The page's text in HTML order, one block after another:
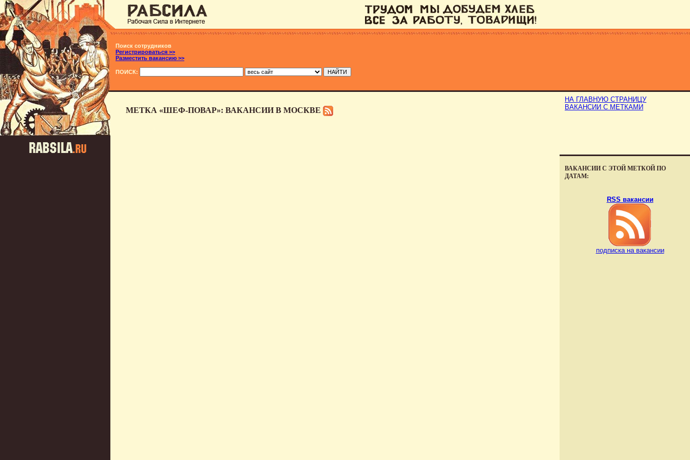
Поиск сотрудников
Регистрироваться >>
Разместить вакансию >>
ПОИСК:
МЕТКА «ШЕФ-ПОВАР»: ВАКАНСИИ В МОСКВЕ
НА ГЛАВНУЮ СТРАНИЦУ
ВАКАНСИИ С МЕТКАМИ
ВАКАНСИИ С ЭТОЙ МЕТКОЙ ПО
ДАТАМ:
RSS вакансии
подписка на вакансии